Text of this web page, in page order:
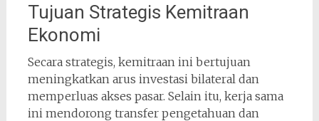
Tujuan Strategis Kemitraan
Ekonomi
Secara strategis, kemitraan ini bertujuan
meningkatkan arus investasi bilateral dan
memperluas akses pasar. Selain itu, kerja sama
ini mendorong transfer pengetahuan dan